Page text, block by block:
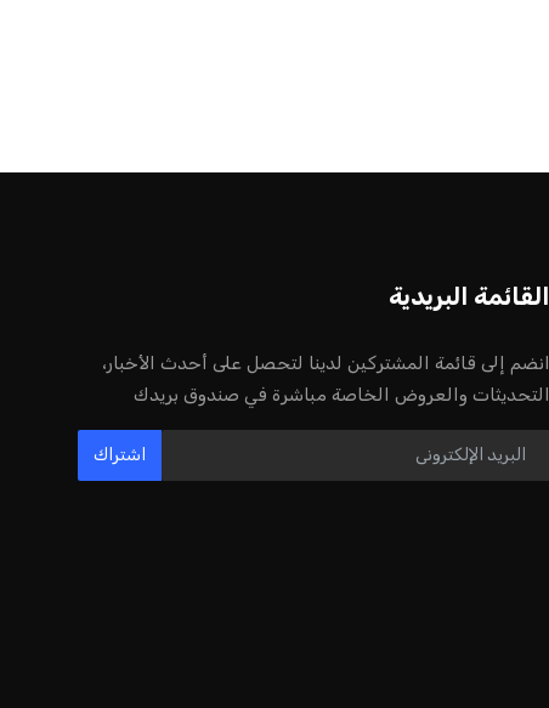
القائمة البريدية
انضم إلى قائمة المشتركين لدينا لتحصل على أحدث الأخبار،
التحديثات والعروض الخاصة مباشرة في صندوق بريدك
اشتراك